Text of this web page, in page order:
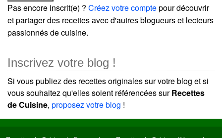
Pas encore inscrit(e) ? Créez votre comptepour découvrir
et partager des recettes avec d'autres blogueurs et lecteurs
passionnés de cuisine.
Inscrivez votre blog !
Si vous publiez des recettes originales sur votre blog et si
vous souhaitez qu'elles soient référencées surRecettes
de Cuisine, proposez votre blog !